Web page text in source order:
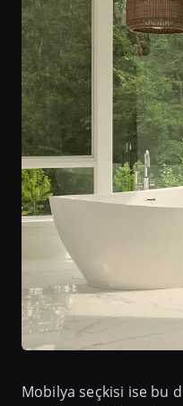
Mobilya seçkisi ise bu